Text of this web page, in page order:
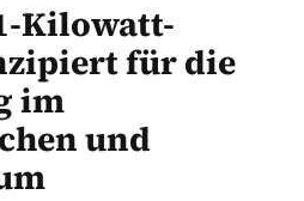
Kilowatt-
für die
im
und